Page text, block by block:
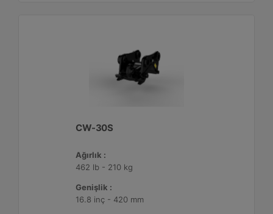
CW-30S
Ağırlık :
462 lb - 210 kg
Genişlik :
16.8 inç - 420 mm